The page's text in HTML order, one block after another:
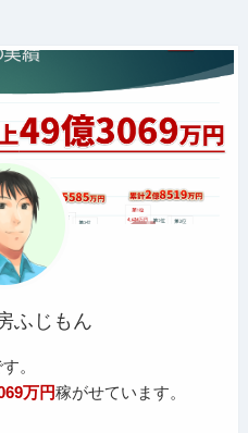
ふじもん
。
万円稼がせています。